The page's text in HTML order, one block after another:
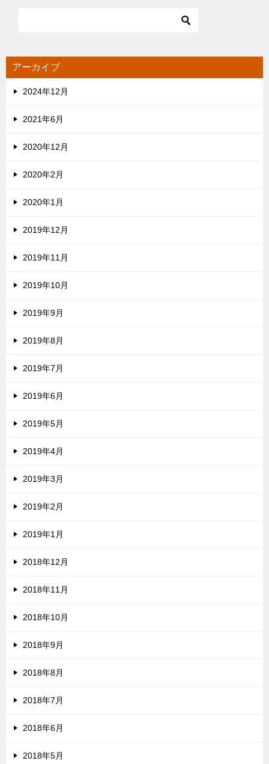
アーカイブ
2024年12月
2021年6月
2020年12月
2020年2月
2020年1月
2019年12月
2019年11月
2019年10月
2019年9月
2019年8月
2019年7月
2019年6月
2019年5月
2019年4月
2019年3月
2019年2月
2019年1月
2018年12月
2018年11月
2018年10月
2018年9月
2018年8月
2018年7月
2018年6月
2018年5月